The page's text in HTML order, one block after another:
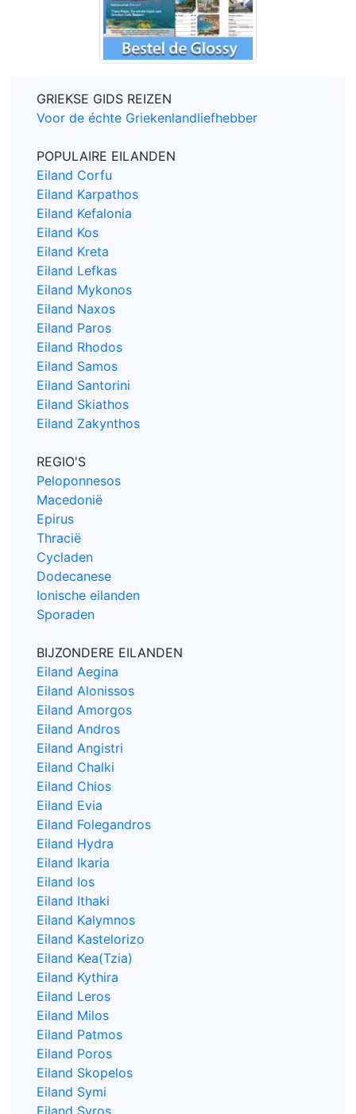
GRIEKSE GIDS REIZEN
Voor de échte Griekenlandliefhebber
POPULAIRE EILANDEN
Eiland Corfu
Eiland Karpathos
Eiland Kefalonia
Eiland Kos
Eiland Kreta
Eiland Lefkas
Eiland Mykonos
Eiland Naxos
Eiland Paros
Eiland Rhodos
Eiland Samos
Eiland Santorini
Eiland Skiathos
Eiland Zakynthos
REGIO'S
Peloponnesos
Macedonië
Epirus
Thracië
Cycladen
Dodecanese
Ionische eilanden
Sporaden
BIJZONDERE EILANDEN
Eiland Aegina
Eiland Alonissos
Eiland Amorgos
Eiland Andros
Eiland Angistri
Eiland Chalki
Eiland Chios
Eiland Evia
Eiland Folegandros
Eiland Hydra
Eiland Ikaria
Eiland Ios
Eiland Ithaki
Eiland Kalymnos
Eiland Kastelorizo
Eiland Kea(Tzia)
Eiland Kythira
Eiland Leros
Eiland Milos
Eiland Patmos
Eiland Poros
Eiland Skopelos
Eiland Symi